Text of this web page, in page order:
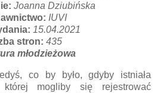
Joanna Dziubińska
IUVI
15.04.2021
stron: 435
młodzieżowa
co by było, gdyby istniała
mogliby się rejestrować